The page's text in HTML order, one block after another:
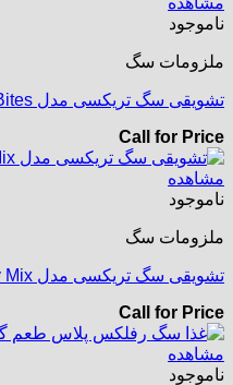
ناموجود
ملزومات سگ
تشویقی سگ تریکسی مدل Chicken Bites
Call for Price
مشاهده
ناموجود
ملزومات سگ
تشویقی سگ تریکسی مدل Soft Snack Bony Mix
Call for Price
مشاهده
ناموجود